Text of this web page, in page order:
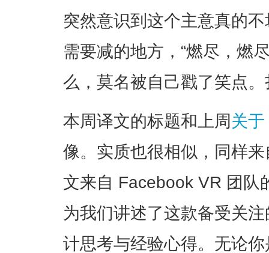
突然意识到这个主意真的
需要减的地方，“燃尽，燃
么，莫名被自己戳了笑点
本周译文的标题和上周关
像。实质也很相似，同样
文来自 Facebook VR 团队
为我们讲述了这款备受关
计思考与经验心得。无论